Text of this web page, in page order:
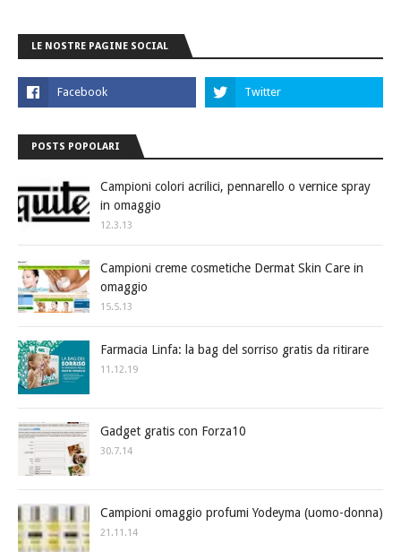
LE NOSTRE PAGINE SOCIAL
POSTS POPOLARI
Campioni colori acrilici, pennarello o vernice spray
in omaggio
12.3.13
Campioni creme cosmetiche Dermat Skin Care in
omaggio
15.5.13
Farmacia Linfa: la bag del sorriso gratis da ritirare
11.12.19
Gadget gratis con Forza10
30.7.14
Campioni omaggio profumi Yodeyma (uomo-donna)
21.11.14